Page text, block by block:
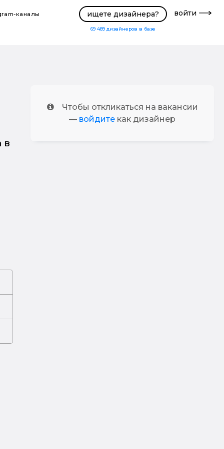
каналы ищете дизайнера?
69 489 дизайнеров в базе
войти
в
Чтобы откликаться на вакансии
— войдите как дизайнер